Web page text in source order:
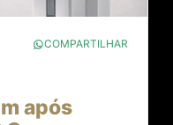
COMPARTILHAR
após